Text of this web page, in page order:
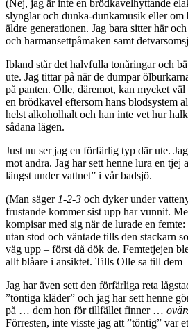
(Nej, jag är inte en brödkavelhyttande
slynglar och dunka-dunkamusik eller om
äldre generationen. Jag bara sitter här
och harmansettpåmaken samt
Ibland står det halvfulla tonåringar och
ute. Jag tittar på när de dumpar
på panten. Olle, däremot, kan mycket väl
en brödkavel eftersom hans blodsystem
helst alkoholhalt och han inte vet hur
sådana lägen.
Just nu ser jag en förfärlig typ där ute.
mot andra. Jag har sett henne lura en tjej
längst under vattnet” i vår badsjö.
(Man säger 1-2-3 och dyker under
frustande kommer sist upp har vunnit.
kompisar med sig när de lurade en
utan stod och väntade tills den stackarn
väg upp – först då dök de. Femtetjejen
allt blåare i ansiktet. Tills Olle sa till dem
Jag har även sett den förfärliga reta
”töntiga kläder” och jag har sett henne
på … dem hon för tillfället finner …
Förresten, inte visste jag att ”töntig” var